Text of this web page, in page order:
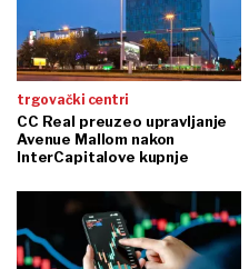
trgovački centri
CC Real preuzeo upravljanje
Avenue Mallom nakon
InterCapitalove kupnje